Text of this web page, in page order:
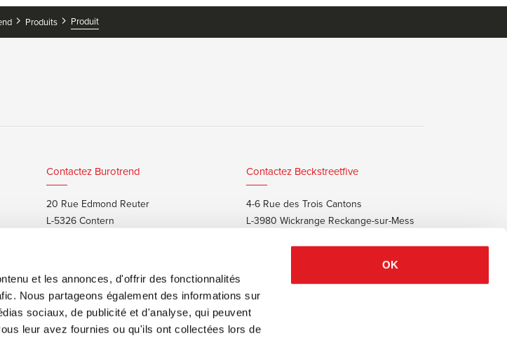
et les annonces, d'offrir des fonctionnalités
Nous partageons également des informations sur
sociaux, de publicité et d'analyse, qui peuvent
leur avez fournies ou qu'ils ont collectées lors de
OK
Produits Produit
Contactez Burotrend
20 Rue Edmond Reuter
L-5326 Contern
Contactez Beckstreetfive
4-6 Rue des Trois Cantons
L-3980 Wickrange Reckange-sur-Mess
+352 48 25 68 55